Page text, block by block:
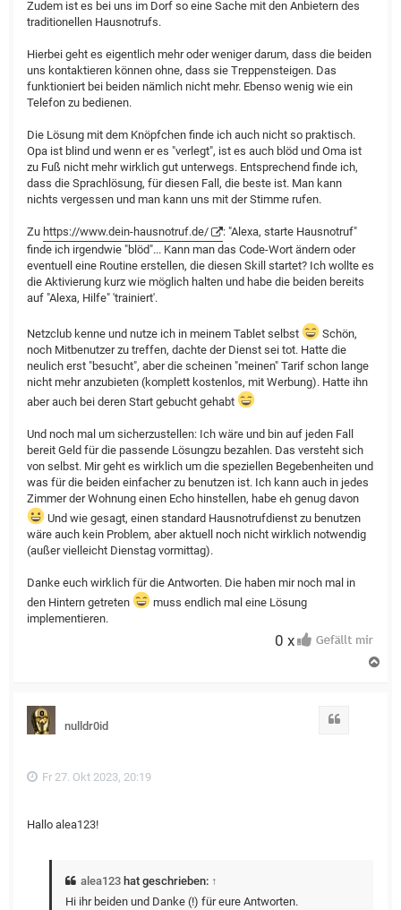
Zudem ist es bei uns im Dorf so eine Sache mit den Anbietern des
traditionellen Hausnotrufs.
Hierbei geht es eigentlich mehr oder weniger darum, dass die beiden
uns kontaktieren können ohne, dass sie Treppensteigen. Das
funktioniert bei beiden nämlich nicht mehr. Ebenso wenig wie ein
Telefon zu bedienen.
Die Lösung mit dem Knöpfchen finde ich auch nicht so praktisch.
Opa ist blind und wenn er es "verlegt", ist es auch blöd und Oma ist
zu Fuß nicht mehr wirklich gut unterwegs. Entsprechend finde ich,
dass die Sprachlösung, für diesen Fall, die beste ist. Man kann
nichts vergessen und man kann uns mit der Stimme rufen.
Zu https://www.dein-hausnotruf.de/
: "Alexa, starte Hausnotruf"
finde ich irgendwie "blöd"... Kann man das Code-Wort ändern oder
eventuell eine Routine erstellen, die diesen Skill startet? Ich wollte es
die Aktivierung kurz wie möglich halten und habe die beiden bereits
auf "Alexa, Hilfe" 'trainiert'.
Netzclub kenne und nutze ich in meinem Tablet selbst
Schön,
noch Mitbenutzer zu treffen, dachte der Dienst sei tot. Hatte die
neulich erst "besucht", aber die scheinen "meinen" Tarif schon lange
nicht mehr anzubieten (komplett kostenlos, mit Werbung). Hatte ihn
aber auch bei deren Start gebucht gehabt
Und noch mal um sicherzustellen: Ich wäre und bin auf jeden Fall
bereit Geld für die passende Lösungzu bezahlen. Das versteht sich
von selbst. Mir geht es wirklich um die speziellen Begebenheiten und
was für die beiden einfacher zu benutzen ist. Ich kann auch in jedes
Zimmer der Wohnung einen Echo hinstellen, habe eh genug davon
Und wie gesagt, einen standard Hausnotrufdienst zu benutzen
wäre auch kein Problem, aber aktuell noch nicht wirklich notwendig
(außer vielleicht Dienstag vormittag).
Danke euch wirklich für die Antworten. Die haben mir noch mal in
den Hintern getreten
muss endlich mal eine Lösung
implementieren.
0 x
nulldr0id
Fr 27. Okt 2023, 20:19
Hallo alea123!
alea123 hat geschrieben: ↑
Hi ihr beiden und Danke (!) für eure Antworten.